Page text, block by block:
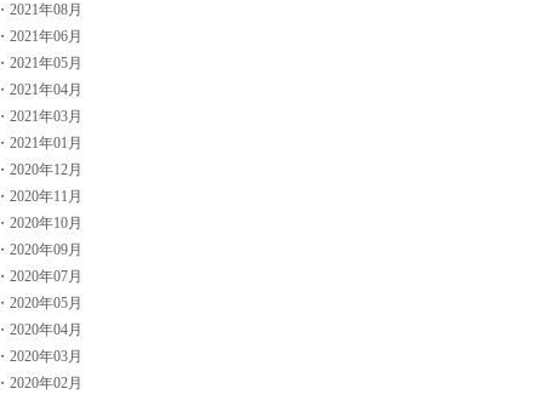
・2021年08月
・2021年06月
・2021年05月
・2021年04月
・2021年03月
・2021年01月
・2020年12月
・2020年11月
・2020年10月
・2020年09月
・2020年07月
・2020年05月
・2020年04月
・2020年03月
・2020年02月